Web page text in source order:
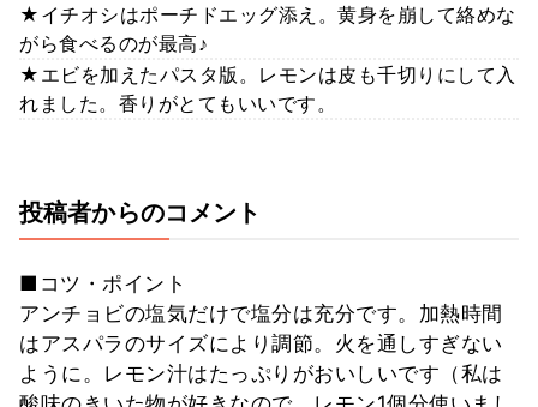
★イチオシはポーチドエッグ添え。黄身を崩して絡めな
がら食べるのが最高♪
★エビを加えたパスタ版。レモンは皮も千切りにして入
れました。香りがとてもいいです。
投稿者からのコメント
■コツ・ポイント
アンチョビの塩気だけで塩分は充分です。加熱時間
はアスパラのサイズにより調節。火を通しすぎない
ように。レモン汁はたっぷりがおいしいです（私は